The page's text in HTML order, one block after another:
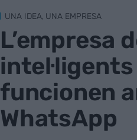
UNA IDEA, UNA EMPRESA
L’empresa
funcionen
WhatsApp